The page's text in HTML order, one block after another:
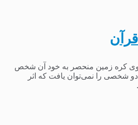
کره زمین منحصر به خود آن شخص
شخصی را نمی‌توان یافت که اثر